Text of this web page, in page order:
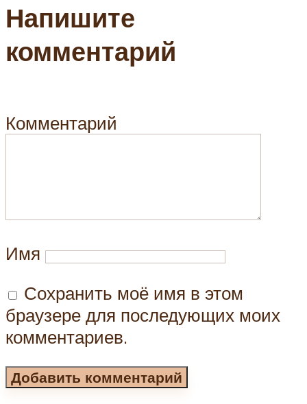
Напишите
комментарий
Комментарий
Имя
Сохранить моё имя в этом
браузере для последующих моих
комментариев.